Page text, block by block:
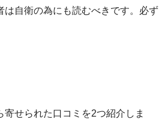
は自衛の為にも読むべきです。必ず
寄せられた口コミを2つ紹介しま